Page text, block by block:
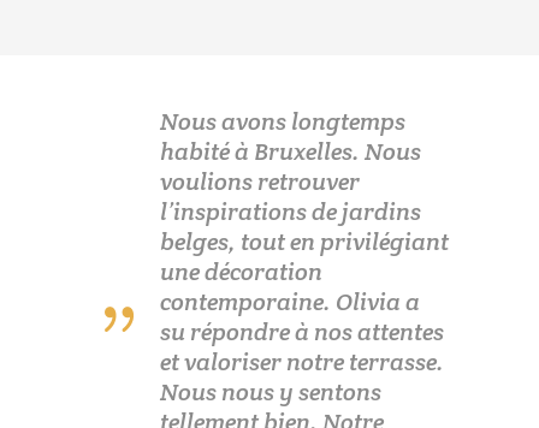
Nous avons longtemps
habité à Bruxelles. Nous
voulions retrouver
l’inspirations de jardins
belges, tout en privilégiant
une décoration
contemporaine. Olivia a
su répondre à nos attentes
et valoriser notre terrasse.
Nous nous y sentons